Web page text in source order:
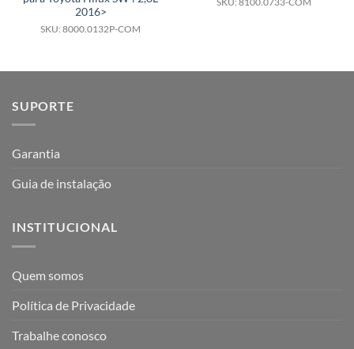
2016>
SKU: 8000.0132P-COM
SUPORTE
Garantia
Guia de instalação
INSTITUCIONAL
Quem somos
Política de Privacidade
Trabalhe conosco